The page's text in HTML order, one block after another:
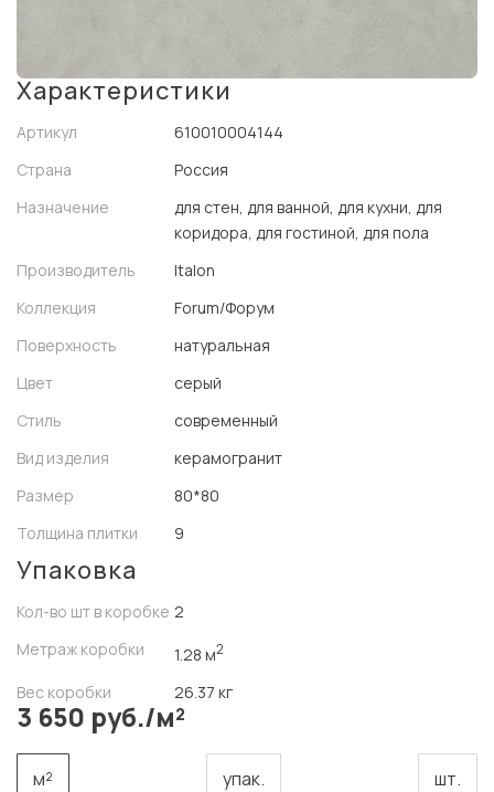
Характеристики
Артикул
610010004144
Страна
Россия
Назначение
для стен, для ванной, для кухни, для
коридора, для гостиной, для пола
Производитель
Italon
Коллекция
Forum/Форум
Поверхность
натуральная
Цвет
серый
Стиль
современный
Вид изделия
керамогранит
Размер
80*80
Толщина плитки
9
Упаковка
Кол-во шт в коробке 2
Метраж коробки
1.28 м2
Вес коробки 26.37 кг
3 650 руб./м²
м² упак. шт.